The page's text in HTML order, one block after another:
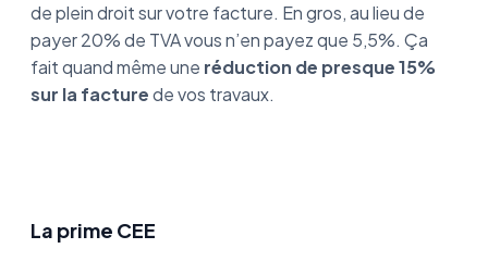
de plein droit sur votre facture. En gros, au lieu de
payer 20% de TVA vous n’en payez que 5,5%. Ça
fait quand même une réduction de presque 15%
sur la facturede vos travaux.
La prime CEE